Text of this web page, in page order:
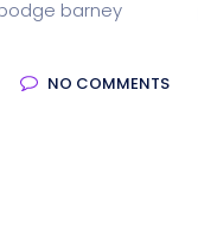
barney
NO COMMENTS